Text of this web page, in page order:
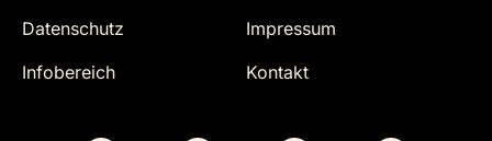
Datenschutz
Impressum
Infobereich
Kontakt